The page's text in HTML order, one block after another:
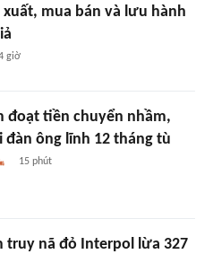
xuất, mua bán và lưu hành
giờ
đoạt tiền chuyển nhầm,
đàn ông lĩnh 12 tháng tù
15 phút
truy nã đỏ Interpol lừa 327